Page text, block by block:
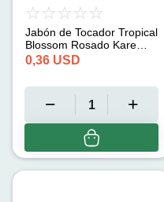
Jabón de Tocador Tropical
Blossom Rosado Kare
(75g)
0,36 USD